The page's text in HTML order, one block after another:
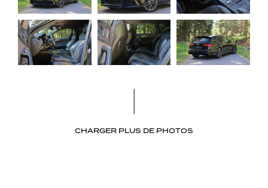
CHARGER PLUS DE PHOTOS